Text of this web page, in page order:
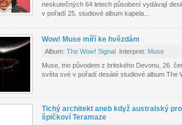
neskutečných 64 letech působení vydávají
v pořadí 25. studiové album kapela...
Wow! Muse míří ke hvězdám
Album: The Wow! Signal Interpret: Muse
Muse, trio původem z britského Devonu, 26.
světa své v pořadí desáté studiové album The
Tichý architekt aneb když australský
špičkoví Teramaze